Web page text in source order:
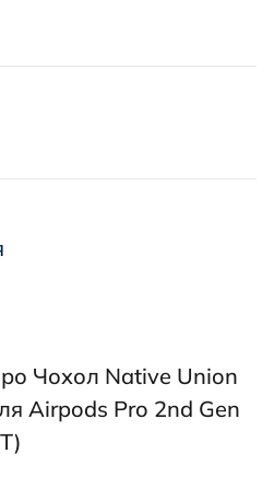
Чохол Native Union
Airpods Pro 2nd Gen